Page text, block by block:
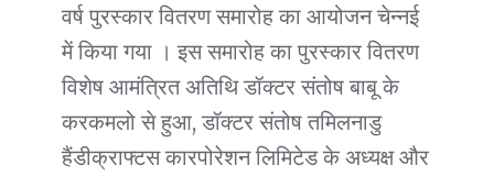
वर्ष पुरस्कार वितरण समारोह का आयोजन चेन्नई
में किया गया । इस समारोह का पुरस्कार वितरण
विशेष आमंत्रित अतिथि डॉक्टर संतोष बाबू के
करकमलो से हुआ, डॉक्टर संतोष तमिलनाडु
हैंडीक्राफ्टस कारपोरेशन लिमिटेड के अध्यक्ष और